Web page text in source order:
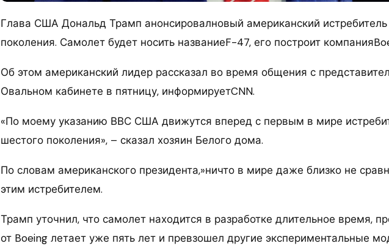
Глава США Дональд Трамп анонсировалновый американский
поколения. Самолет будет носить названиеF-47, его построит
Об этом американский лидер рассказал во время общения с
Овальном кабинете в пятницу, информируетCNN.
«По моему указанию ВВС США движутся вперед с первым в мире
шестого поколения», – сказал хозяин Белого дома.
По словам американского президента,»ничто в мире даже близко не
этим истребителем.
Трамп уточнил, что самолет находится в разработке длительное время,
от Boeing летает уже пять лет и превзошел другие экспериментальные